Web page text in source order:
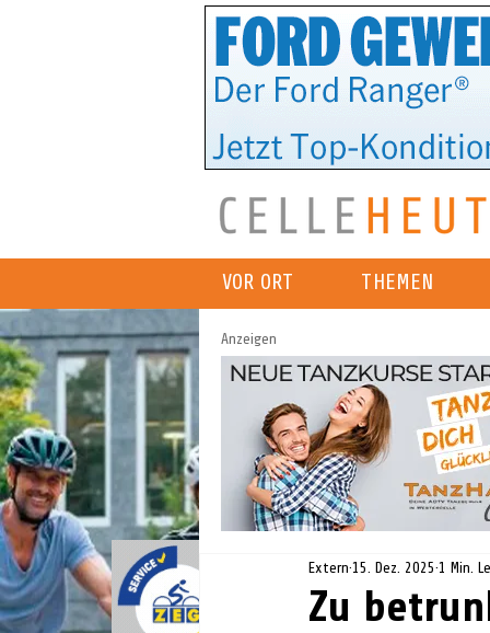
VOR ORT THEMEN
Anzeigen
Zu
Extern 15. Dez. 2025 1 Min.